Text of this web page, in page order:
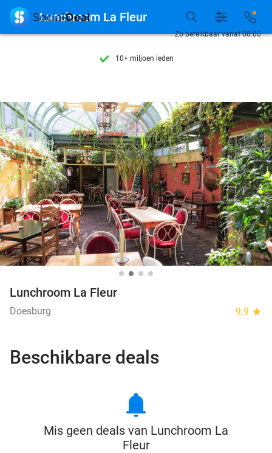
7 dagen per week beschikbaar
10+ miljoen leden
7 dagen per week beschikbaar
10+ miljoen leden
Zo bereikbaar vanaf 08:00
 Lunchroom La Fleur
Lunchroom La Fleur
Doesburg 9.9 star
Beschikbare deals
notifications
Mis geen deals van Lunchroom La
Fleur